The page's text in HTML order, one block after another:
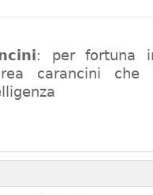
: per fortuna
carancini